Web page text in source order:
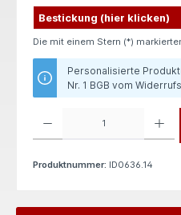
Bestickung (hier klicken)
Die mit einem Stern (*)
Personalisierte
Nr. 1 BGB vom
Produktnummer: ID0636.14